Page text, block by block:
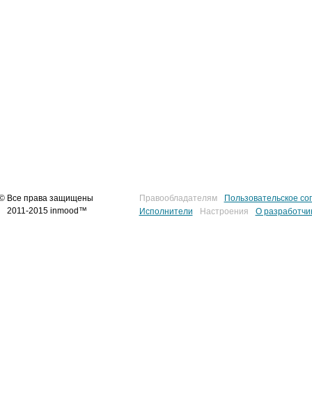
Все права защищены
2011-2015 inmood™
Правообладателям
Пользовательское
Исполнители
Настроения О